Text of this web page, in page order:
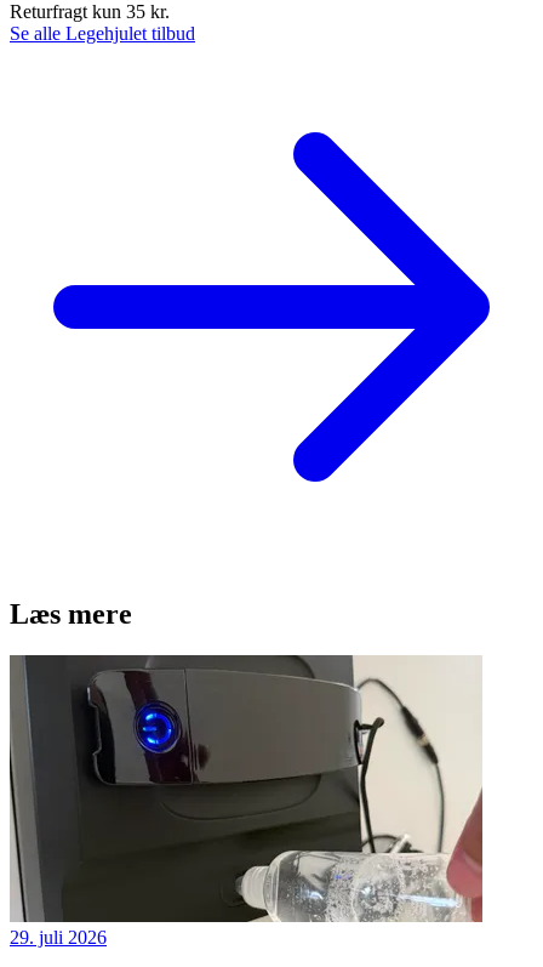
Returfragt kun 35 kr.
Se alle Legehjulet tilbud
Læs mere
29. juli 2026